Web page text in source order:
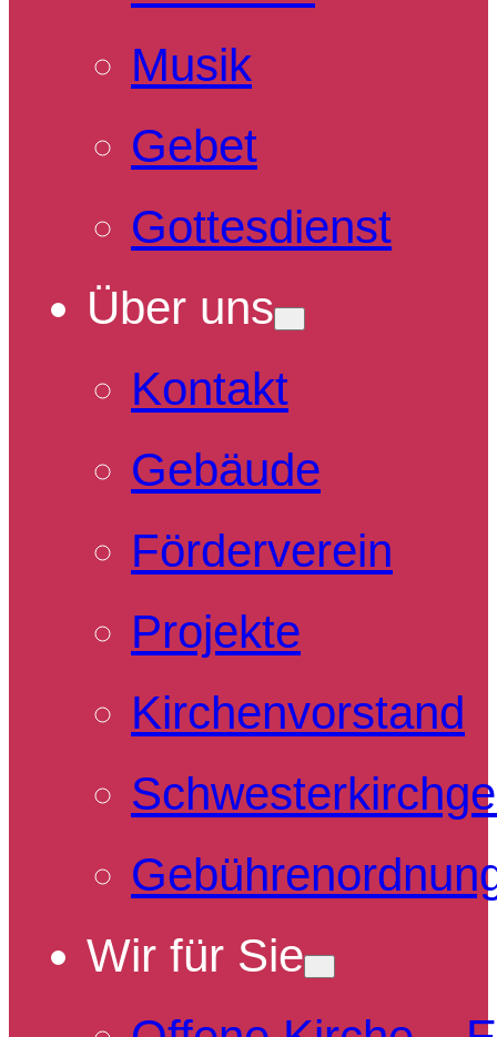
Musik
Gebet
Gottesdienst
Über uns
Kontakt
Gebäude
Förderverein
Projekte
Kirchenvorstand
Wir für Sie